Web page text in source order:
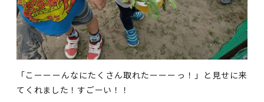
「こーーーんなにたくさん取れたーーーっ！」と見せに来
てくれました！すごーい！！